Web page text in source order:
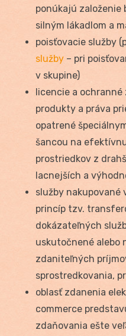
ponúkajú založenie
silným lákadlom a
poisťovacie služby
služby – pri
v skupine)
licencie a
produkty a práva
opatrené
šancou na
prostriedkov z
lacnejších a
služby nakupované
princíp tzv.
dokázateľných
uskutočnené alebo
zdaniteľných
sprostredkovania,
oblasť zdanenia
commerce
zdaňovania ešte